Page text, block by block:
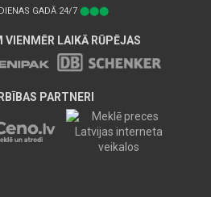
GADĀ 24/7 ⬤⬤⬤
VIENMĒR LAIKĀ RŪPĒJAS
PARTNERI